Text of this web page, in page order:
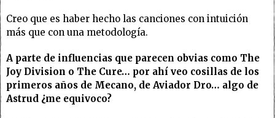
Creo que es haber hecho las canciones con intuición
más que con una metodología.
A parte de influencias que parecen obvias como The
Joy Division o The Cure… por ahí veo cosillas de los
primeros años de Mecano, de Aviador Dro… algo de
Astrud ¿me equivoco?